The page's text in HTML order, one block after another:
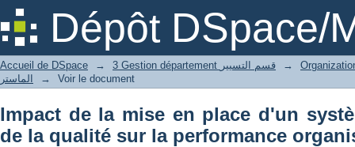
Dépôt DSpace/
Impact de la mise en place d'un
performance organisationnelle
Accueil de DSpace → 3 Gestion département قسم التسيير
→
الماستر
→ Voir le document
Impact de la mise en place d'un
de la qualité sur la performance